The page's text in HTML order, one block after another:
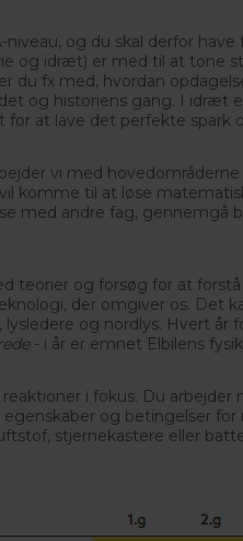
og du skal derfor have
og idræt) er med til at tone
du fx med, hvordan
og historiens gang. I idræt
at lave det perfekte spark
vi med
komme til at løse
med andre fag, gennemgå
teorier og forsøg for at
der omgiver os. Det
og nordlys. Hvert år
- i år er emnet Elbilens
i fokus. Du arbejder
og betingelser for
stjernekastere eller